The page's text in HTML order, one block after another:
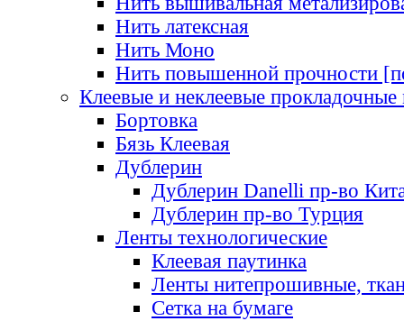
Нить латексная
Нить Моно
Нить повышенной прочности
Клеевые и неклеевые прокладочные
Бортовка
Бязь Клеевая
Дублерин
Дублерин Danelli пр-во
Дублерин пр-во Турция
Ленты технологические
Клеевая паутинка
Ленты нитепрошивные,
Сетка на бумаге